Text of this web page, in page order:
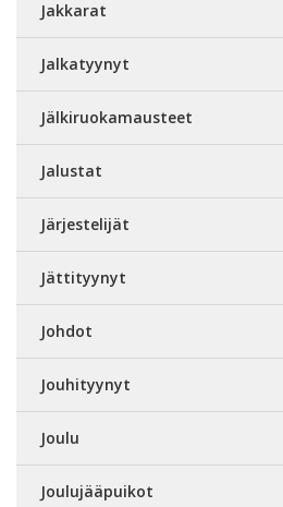
Jakkarat
Jalkatyynyt
Jälkiruokamausteet
Jalustat
Järjestelijät
Jättityynyt
Johdot
Jouhityynyt
Joulu
Joulujääpuikot